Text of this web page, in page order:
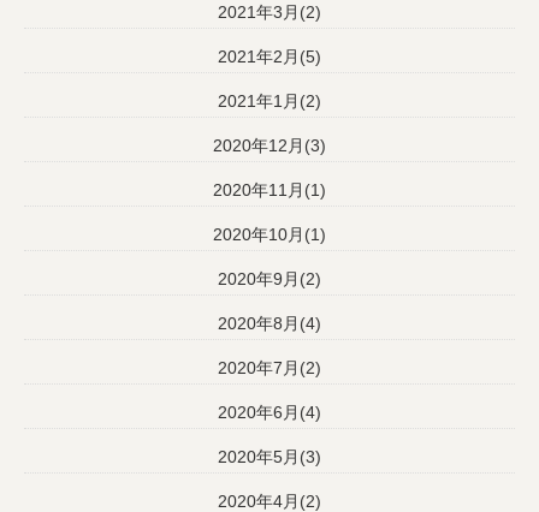
2021年3月(2)
2021年2月(5)
2021年1月(2)
2020年12月(3)
2020年11月(1)
2020年10月(1)
2020年9月(2)
2020年8月(4)
2020年7月(2)
2020年6月(4)
2020年5月(3)
2020年4月(2)